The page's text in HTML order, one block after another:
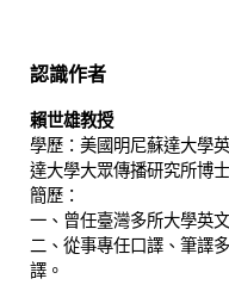
認識作者
賴世雄教授
學歷：美國明尼蘇達大學
達大學大眾傳播研究所博
簡歷：
一、曾任臺灣多所大學英
二、從事專任口譯、筆譯
譯。